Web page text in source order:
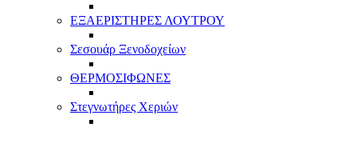
ΕΞΑΕΡΙΣΤΗΡΕΣ ΛΟΥΤΡΟΥ
Σεσουάρ Ξενοδοχείων
ΘΕΡΜΟΣΙΦΩΝΕΣ
Στεγνωτήρες Χεριών